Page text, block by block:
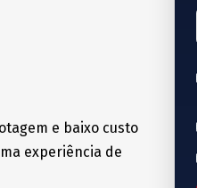
e baixo custo
experiência de